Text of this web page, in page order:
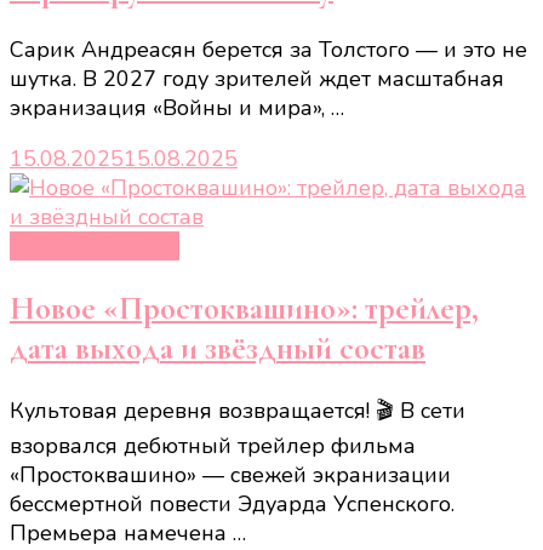
Сарик Андреасян берется за Толстого — и это не
шутка. В 2027 году зрителей ждет масштабная
экранизация «Войны и мира», …
15.08.202515.08.2025
Новое «Простоквашино»: трейлер,
дата выхода и звёздный состав
Культовая деревня возвращается! 🎬 В сети
взорвался дебютный трейлер фильма
«Простоквашино» — свежей экранизации
бессмертной повести Эдуарда Успенского.
Премьера намечена …